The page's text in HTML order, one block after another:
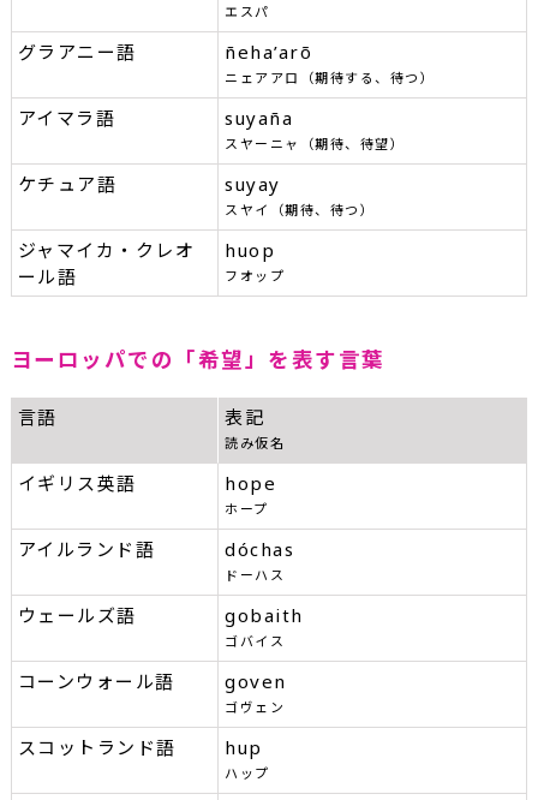
エスパ
グラアニー語 ñeha’arõ
ニェアアロ（期待する、待つ）
アイマラ語 suyaña
スヤーニャ（期待、待望）
ケチュア語 suyay
スヤイ（期待、待つ）
ジャマイカ・クレオ
ール語
huop
フオップ
ヨーロッパでの「希望」を表す言葉
言語 表記
読み仮名
イギリス英語 hope
ホープ
アイルランド語 dóchas
ドーハス
ウェールズ語 gobaith
ゴバイス
コーンウォール語 goven
ゴヴェン
スコットランド語 hup
ハップ